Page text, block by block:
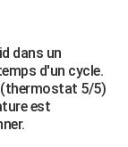
dans un
d'un cycle.
(thermostat 5/5)
est